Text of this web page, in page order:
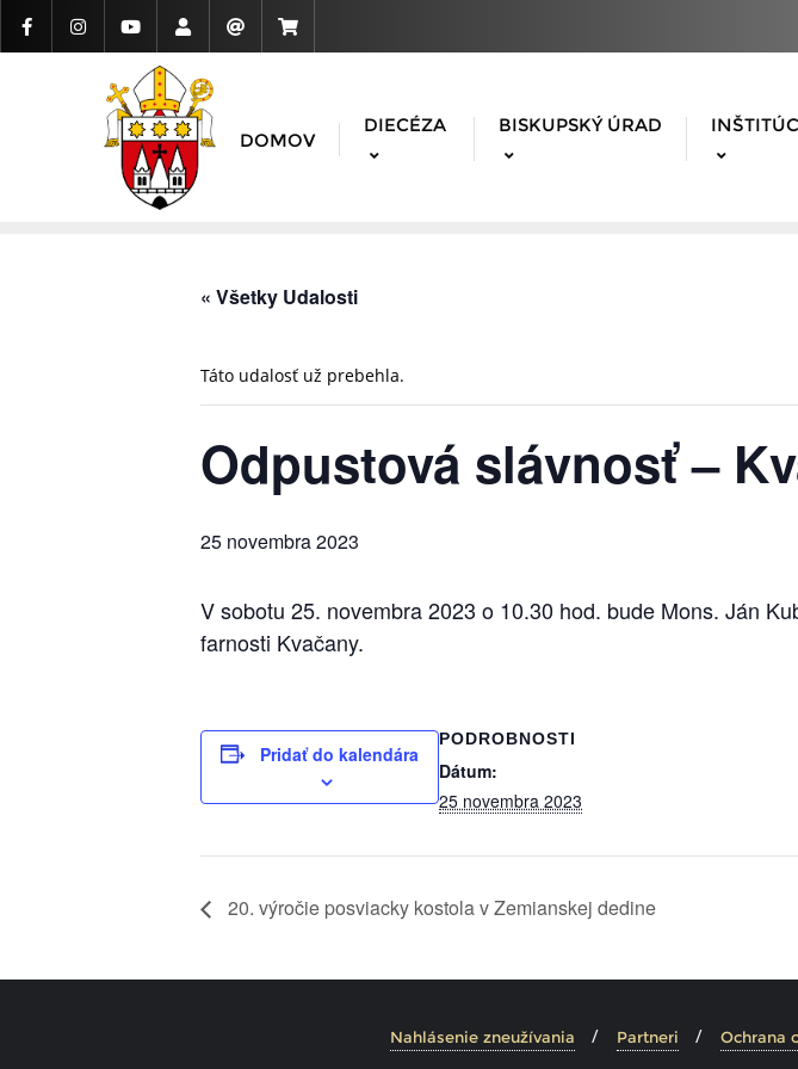
DOMOV
DIECÉZA BISKUPSKÝ ÚRAD
« Všetky Udalosti
Táto udalosť už prebehla.
Odpustová slávnosť –
25 novembra 2023
V sobotu 25. novembra 2023 o 10.30 hod. bude Mons. Ján
farnosti Kvačany.
Pridať do kalendára
PODROBNOSTI
Dátum:
25 novembra 2023
20. výročie posviacky kostola v Zemianskej dedine
Nahlásenie zneužívania Partneri Ochrana